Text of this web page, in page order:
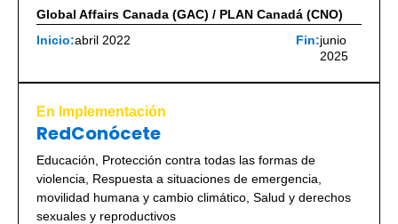
Global Affairs Canada (GAC) / PLAN Canadá (CNO)
Inicio:abril 2022 Fin:junio
2025
En Implementación
RedConócete
Educación
Protección contra todas las formas de
violencia
Respuesta a situaciones de emergencia,
movilidad humana y cambio climático Salud y derechos
sexuales y reproductivos